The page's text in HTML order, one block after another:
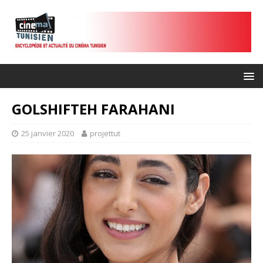
GOLSHIFTEH FARAHANI
25 janvier 2020 projettut